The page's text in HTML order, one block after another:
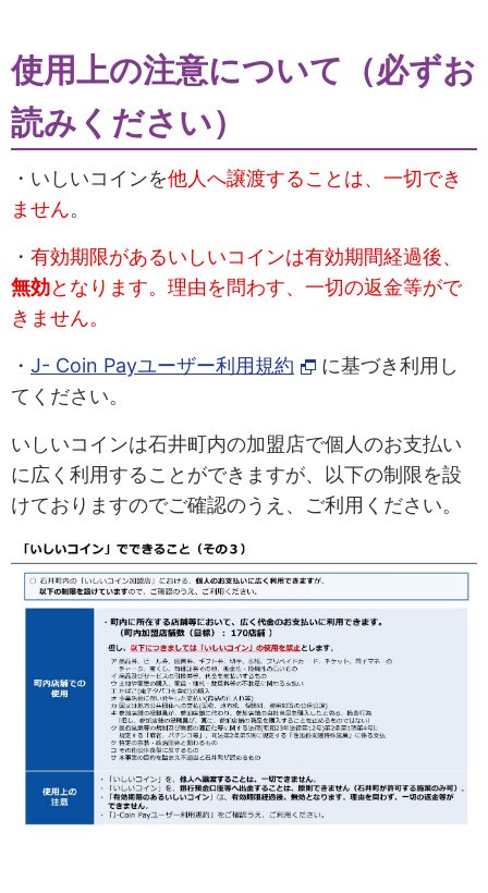
使用上の注意について（必ずお
読みください）
・いしいコインを他人へ譲渡することは、一切でき
ません。
・ 有効期限があるいしいコインは有効期間経過後、
無効となります。理由を問わす、一切の返金等がで
きません。
・ J- Coin Payユーザー利用規約
に基づき利用し
てください。
いしいコインは石井町内の加盟店で個人のお支払い
に広く利用することができますが、以下の制限を設
けておりますのでご確認のうえ、ご利用ください。